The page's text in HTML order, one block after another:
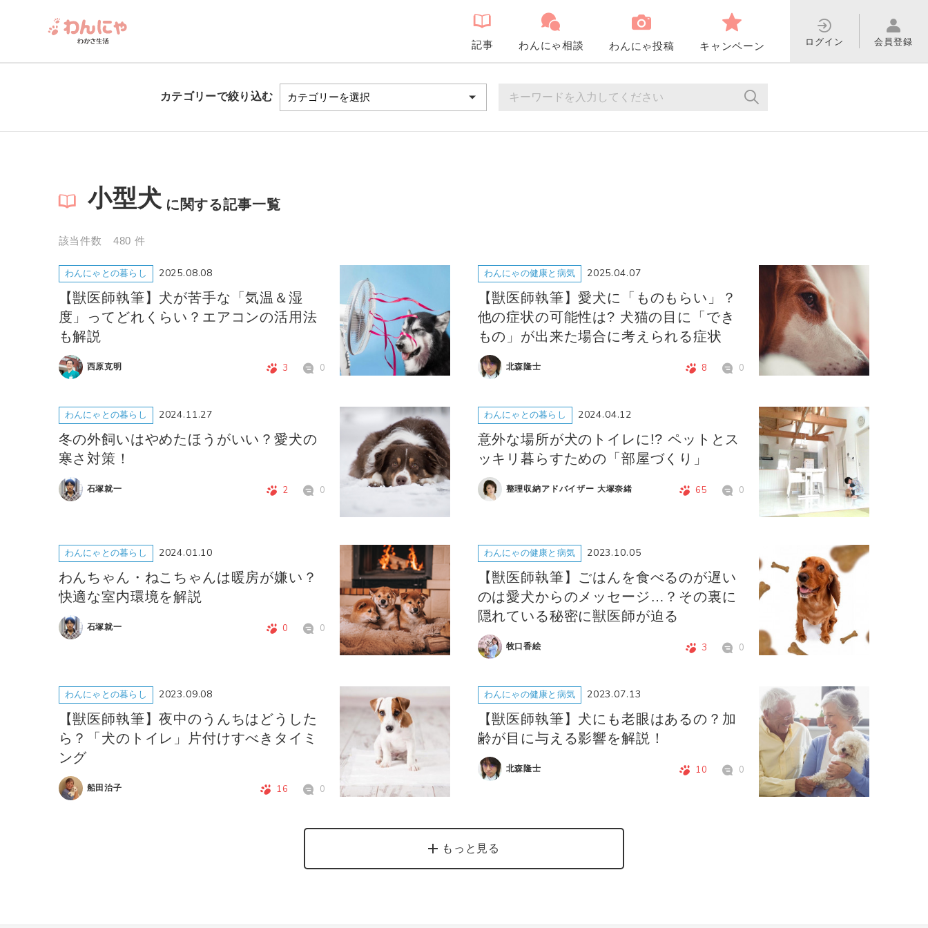
ログイン 会員登録
記事 わんにゃ相談 わんにゃ投稿 キャンペーン
カテゴリーで絞り込む
小型犬 に関する記事一覧
該当件数 480 件
わんにゃとの暮らし 2025.08.08
【獣医師執筆】犬が苦手な「気温＆湿
度」ってどれくらい？エアコンの活用法
も解説
西原克明 3 0
わんにゃの健康と病気 2025.04.07
【獣医師執筆】愛犬に「ものもらい」？
他の症状の可能性は? 犬猫の目に「でき
もの」が出来た場合に考えられる症状
北森隆士 8 0
わんにゃとの暮らし 2024.11.27
冬の外飼いはやめたほうがいい？愛犬の
寒さ対策！
石塚就一 2 0
わんにゃとの暮らし 2024.04.12
意外な場所が犬のトイレに!? ペットとス
ッキリ暮らすための「部屋づくり」
整理収納アドバイザー 大塚奈緒 65 0
わんにゃとの暮らし 2024.01.10
わんちゃん・ねこちゃんは暖房が嫌い？
快適な室内環境を解説
石塚就一 0 0
わんにゃの健康と病気 2023.10.05
【獣医師執筆】ごはんを食べるのが遅い
のは愛犬からのメッセージ…？その裏に
隠れている秘密に獣医師が迫る
牧口香絵 3 0
わんにゃとの暮らし 2023.09.08
【獣医師執筆】夜中のうんちはどうした
ら？「犬のトイレ」片付けすべきタイミ
ング
船田治子 16 0
わんにゃの健康と病気 2023.07.13
【獣医師執筆】犬にも老眼はあるの？加
齢が目に与える影響を解説！
北森隆士 10 0
もっと見る